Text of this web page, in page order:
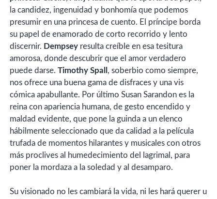
la candidez, ingenuidad y bonhomía que podemos
presumir en una princesa de cuento. El príncipe borda
su papel de enamorado de corto recorrido y lento
discernir. Dempsey resulta creíble en esa tesitura
amorosa, donde descubrir que el amor verdadero
puede darse. Timothy Spall , soberbio como siempre,
nos ofrece una buena gama de disfraces y una vis
cómica apabullante. Por último Susan Sarandon es la
reina con apariencia humana, de gesto encendido y
maldad evidente, que pone la guinda a un elenco
hábilmente seleccionado que da calidad a la película
trufada de momentos hilarantes y musicales con otros
más proclives al humedecimiento del lagrimal, para
poner la mordaza a la soledad y al desamparo.
Su visionado no les cambiará la vida, ni les hará querer u